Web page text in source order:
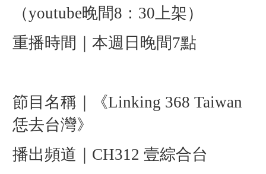
（youtube晚間8：30上架）
重播時間｜本週日晚間7點
節目名稱｜《Linking 368 Taiwan
恁去台灣》
播出頻道｜CH312 壹綜合台